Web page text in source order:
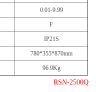
0.01-9.99
F
IP21S
780*355*870mm
96.9Kg
RSN-2500Q